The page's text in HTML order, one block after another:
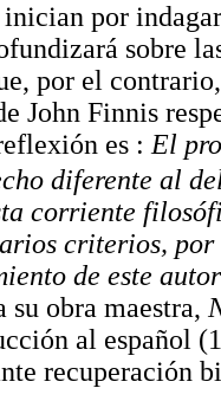
por
sobre
por el
John Finnis
es :El
diferente al
corriente
criterios,
de este
obra maestra,
al español
recuperación